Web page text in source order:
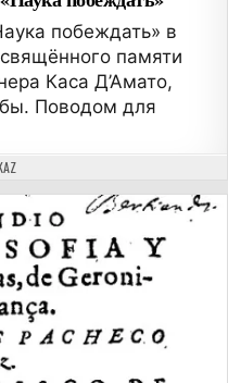
побеждать» в
памяти
Каса Д’Амато,
Поводом для